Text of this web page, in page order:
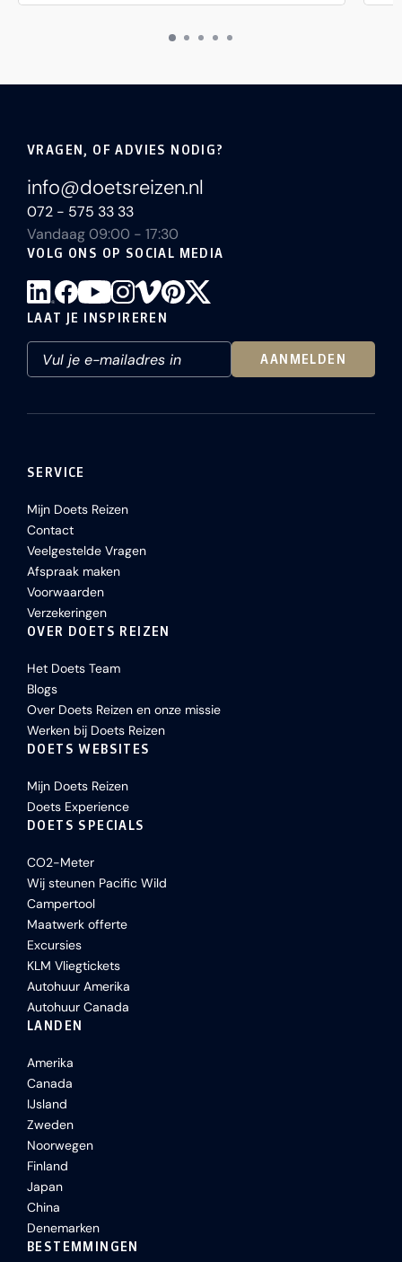
VRAGEN, OF ADVIES NODIG?
info@doetsreizen.nl
072 - 575 33 33
Vandaag 09:00 - 17:30
VOLG ONS OP SOCIAL MEDIA
LAAT JE INSPIREREN
AANMELDEN
SERVICE
Mijn Doets Reizen
Contact
Veelgestelde Vragen
Afspraak maken
Voorwaarden
Verzekeringen
OVER DOETS REIZEN
Het Doets Team
Blogs
Over Doets Reizen en onze missie
Werken bij Doets Reizen
DOETS WEBSITES
Mijn Doets Reizen
Doets Experience
DOETS SPECIALS
CO2-Meter
Wij steunen Pacific Wild
Campertool
Maatwerk offerte
Excursies
KLM Vliegtickets
Autohuur Amerika
Autohuur Canada
LANDEN
Amerika
Canada
IJsland
Zweden
Noorwegen
Finland
Japan
China
Denemarken
BESTEMMINGEN